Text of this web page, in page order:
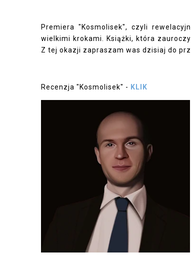
Premiera "Kosmolisek", czyli
wielkimi krokami. Książki, która
Z tej okazji zapraszam was dzisiaj do
Recenzja "Kosmolisek" - KLIK